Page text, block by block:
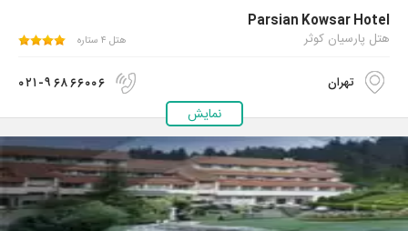
Parsian Kowsar Hotel
هتل پارسیان کوثر هتل ۴ ستاره
نمایش
تهران ۰۲۱-۹۶۸۶۶۰۰۶